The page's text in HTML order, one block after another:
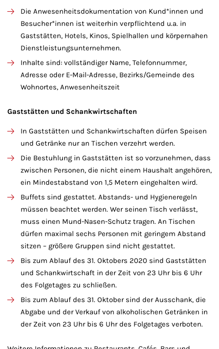
Die Anwesenheitsdokumentation von Kund*innen und
Besucher*innen ist weiterhin verpflichtend u.a. in
Gaststätten, Hotels, Kinos, Spielhallen und körpernahen
Dienstleistungsunternehmen.
Inhalte sind: vollständiger Name, Telefonnummer,
Adresse oder E-Mail-Adresse, Bezirks/Gemeinde des
Wohnortes, Anwesenheitszeit
Gaststätten und Schankwirtschaften
In Gaststätten und Schankwirtschaften dürfen Speisen
und Getränke nur an Tischen verzehrt werden.
Die Bestuhlung in Gaststätten ist so vorzunehmen, dass
zwischen Personen, die nicht einem Haushalt angehören,
ein Mindestabstand von 1,5 Metern eingehalten wird.
Buffets sind gestattet. Abstands- und Hygieneregeln
müssen beachtet werden. Wer seinen Tisch verlässt,
muss einen Mund-Nasen-Schutz tragen. An Tischen
dürfen maximal sechs Personen mit geringem Abstand
sitzen – größere Gruppen sind nicht gestattet.
Bis zum Ablauf des 31. Oktobers 2020 sind Gaststätten
und Schankwirtschaft in der Zeit von 23 Uhr bis 6 Uhr
des Folgetages zu schließen.
Bis zum Ablauf des 31. Oktober sind der Ausschank, die
Abgabe und der Verkauf von alkoholischen Getränken in
der Zeit von 23 Uhr bis 6 Uhr des Folgetages verboten.